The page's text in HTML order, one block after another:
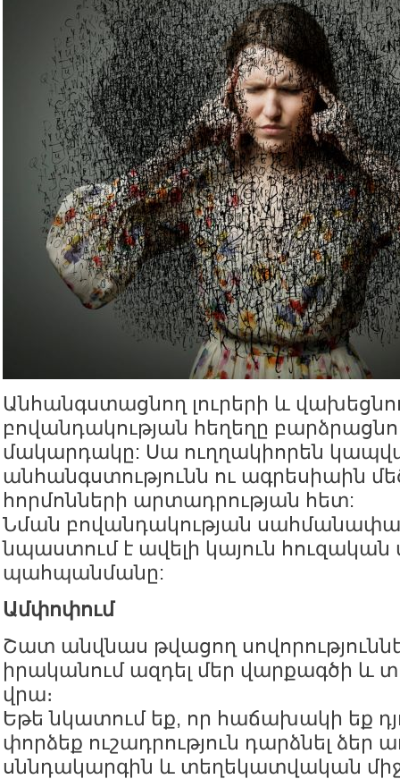
Անհանգստացնող լուրերի և
բովանդակության հեղեղը
մակարդակը: Սա ուղղակիորեն
անհանգստությունն ու ագրեսիաին
հորմոնների արտադրության հետ:
Նման բովանդակության
նպաստում է ավելի կայուն հուզական
պահպանմանը:
Ամփոփում
Շատ անվնաս թվացող
իրականում ազդել մեր վարքագծի և
վրա։
Եթե նկատում եք, որ հաճախակի եք
փորձեք ուշադրություն դարձնել ձեր
սննդակարգին և տեղեկատվական